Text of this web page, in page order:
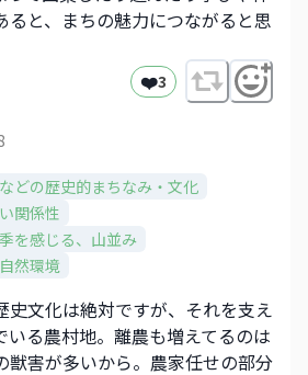
ると、まちの魅力につながると思
❤️3
どの歴史的まちなみ・文化​
関係性
を感じる、山並み​
然環境
史文化は絶対ですが、それを支え
いる農村地。離農も増えてるのは
獣害が多いから。農家任せの部分